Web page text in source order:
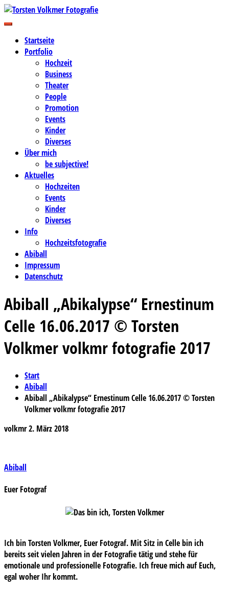
Zum
Inhalt
Torsten Volkmer Fotografie
Business-, Portrait- und Hochzeitsfotografie
Startseite
Portfolio
Hochzeit
Business
Theater
People
Promotion
Events
Kinder
Diverses
Über mich
be subjective!
Aktuelles
Hochzeiten
Events
Kinder
Diverses
Info
Hochzeitsfotografie
Abiball
Impressum
Datenschutz
Abiball „Abikalypse“ Ernestinum
Celle 16.06.2017 © Torsten
Volkmer volkmr fotografie 2017
Start
Abiball
Abiball „Abikalypse“ Ernestinum Celle 16.06.2017 © Torsten
Volkmer volkmr fotografie 2017
volkmr2. März 2018
Beitragsnavigation
Abiball
Euer Fotograf
Ich bin Torsten Volkmer, Euer Fotograf. Mit Sitz in Celle bin ich
bereits seit vielen Jahren in der Fotografie tätig und stehe für
emotionale und professionelle Fotografie. Ich freue mich auf Euch,
egal woher Ihr kommt.